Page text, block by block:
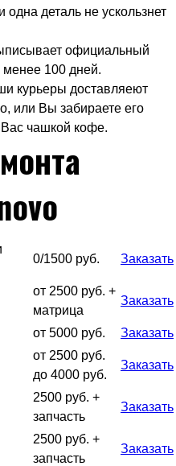
деталь не ускользнет
официальный
менее 100 дней.
курьеры доставляеют
или Вы забираете его
чашкой кофе.
0/1500 руб. Заказать
от 2500 руб. +
матрица
Заказать
от 5000 руб. Заказать
от 2500 руб.
до 4000 руб.
Заказать
2500 руб. +
запчасть
Заказать
2500 руб. +
запчасть
Заказать